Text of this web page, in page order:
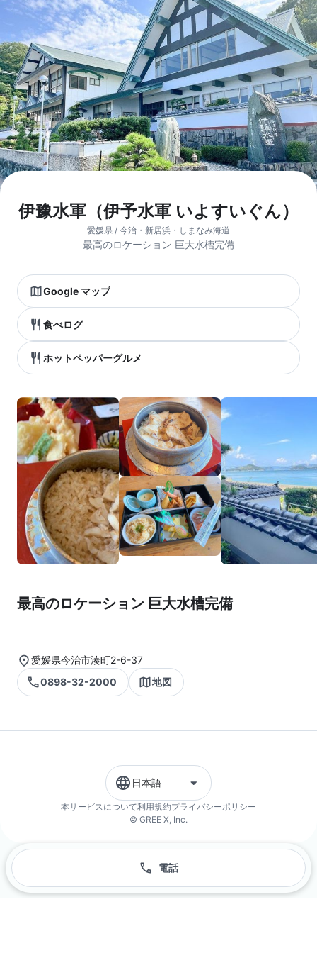
伊豫水軍（伊予水軍 いよすいぐん）
愛媛県 / 今治・新居浜・しまなみ海道
最高のロケーション 巨大水槽完備
Google マップ
食べログ
ホットペッパーグルメ
最高のロケーション 巨大水槽完備
愛媛県今治市湊町2-6-37
0898-32-2000
地図
日本語
本サービスについて利用規約プライバシーポリシー
© GREE X, Inc.
電話